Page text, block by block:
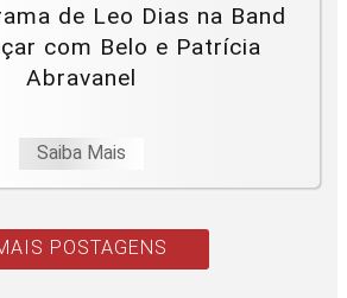
de Leo Dias na Band
com Belo e Patrícia
Abravanel
Saiba Mais
POSTAGENS